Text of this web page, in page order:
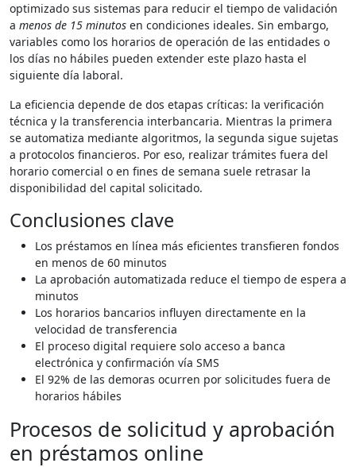
optimizado sus sistemas para reducir el tiempo de validación
a menos de 15 minutos en condiciones ideales. Sin embargo,
variables como los horarios de operación de las entidades o
los días no hábiles pueden extender este plazo hasta el
siguiente día laboral.
La eficiencia depende de dos etapas críticas: la verificación
técnica y la transferencia interbancaria. Mientras la primera
se automatiza mediante algoritmos, la segunda sigue sujetas
a protocolos financieros. Por eso, realizar trámites fuera del
horario comercial o en fines de semana suele retrasar la
disponibilidad del capital solicitado.
Conclusiones clave
Los préstamos en línea más eficientes transfieren fondos
en menos de 60 minutos
La aprobación automatizada reduce el tiempo de espera a
minutos
Los horarios bancarios influyen directamente en la
velocidad de transferencia
El proceso digital requiere solo acceso a banca
electrónica y confirmación vía SMS
El 92% de las demoras ocurren por solicitudes fuera de
horarios hábiles
Procesos de solicitud y aprobación
en préstamos online